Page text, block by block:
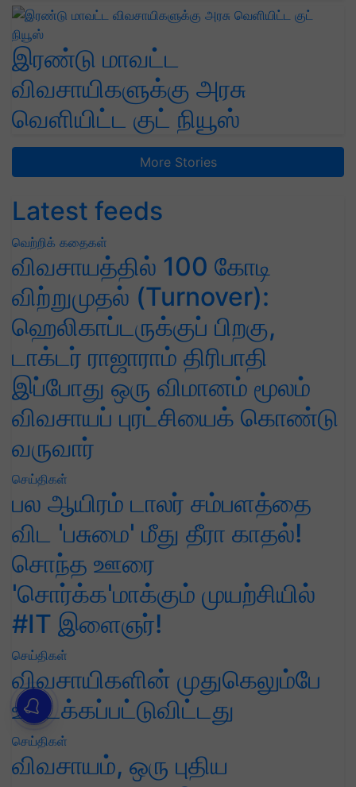
இரண்டு மாவட்ட
விவசாயிகளுக்கு அரசு
வெளியிட்ட குட் நியூஸ்
More Stories
Latest feeds
வெற்றிக் கதைகள்
விவசாயத்தில் 100 கோடி
விற்றுமுதல் (Turnover):
ஹெலிகாப்டருக்குப் பிறகு,
டாக்டர் ராஜாராம் திரிபாதி
இப்போது ஒரு விமானம் மூலம்
விவசாயப் புரட்சியைக் கொண்டு
வருவார்
செய்திகள்
பல ஆயிரம் டாலர் சம்பளத்தை
விட 'பசுமை' மீது தீரா காதல்!
சொந்த ஊரை
'சொர்க்க'மாக்கும் முயற்சியில்
#IT இளைஞர்!
செய்திகள்
விவசாயிகளின் முதுகெலும்பே
உடைக்கப்பட்டுவிட்டது
செய்திகள்
விவசாயம், ஒரு புதிய